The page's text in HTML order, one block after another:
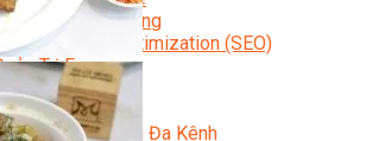
Marketing
Search Engine Optimization (SEO)
Trị Fanpage
Ads
Ads
Marketing Đa Kênh